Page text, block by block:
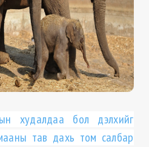
худалдаа бол дэлхийг
тав дахь том салбар